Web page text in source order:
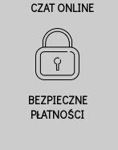
CZAT ONLINE
BEZPIECZNE
PŁATNOŚCI